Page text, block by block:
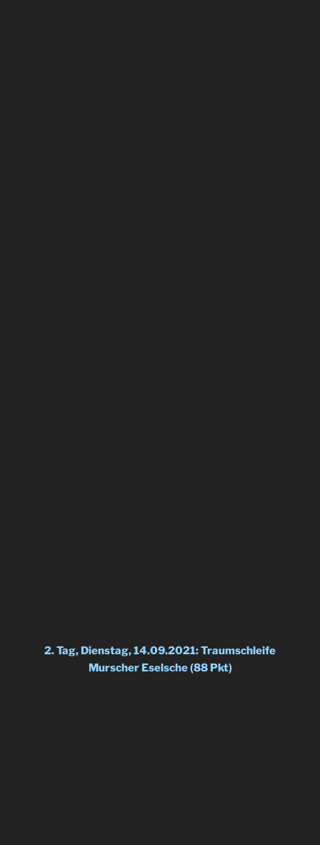
2. Tag, Dienstag, 14.09.2021: Traumschleife
Murscher Eselsche (88 Pkt)